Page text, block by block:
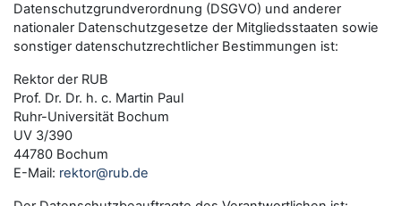
Datenschutzgrundverordnung (DSGVO) und anderer
nationaler Datenschutzgesetze der Mitgliedsstaaten sowie
sonstiger datenschutzrechtlicher Bestimmungen ist:
Rektor der RUB
Prof. Dr. Dr. h. c. Martin Paul
Ruhr-Universität Bochum
UV 3/390
44780 Bochum
E-Mail: rektor@rub.de